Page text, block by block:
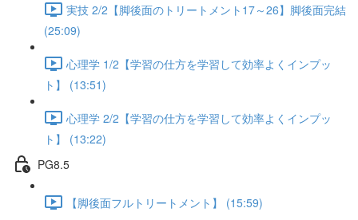
実技 2/2【脚後面のトリートメント17～26】脚後面完結
(25:09)
心理学 1/2【学習の仕方を学習して効率よくインプッ
ト】 (13:51)
心理学 2/2【学習の仕方を学習して効率よくインプッ
ト】 (13:22)
PG8.5
【脚後面フルトリートメント】 (15:59)